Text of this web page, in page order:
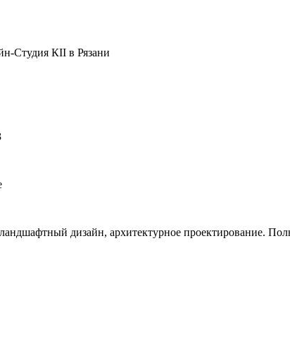
Студия КII в Рязани
дизайн, архитектурное проектирование.